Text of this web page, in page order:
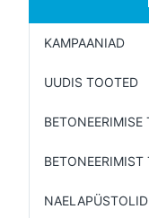
KAMPAANIAD
UUDIS TOOTED
BETONEERIMISE
BETONEERIMIST
NAELAPÜSTOLID